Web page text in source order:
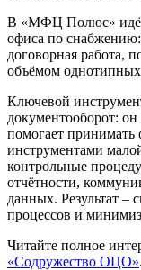
В «МФЦ Полюс» идёт
офиса по
договорная работа,
объёмом
Ключевой
документооборот:
помогает принимать
инструментами
контрольные
отчётности,
данных. Результат –
процессов и
Читайте полное
«Содружество ОЦО».